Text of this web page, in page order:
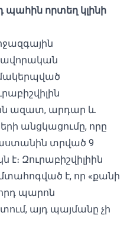
պահին որտեղ կլինի
ազատ, արդար և
անցկացումը, որը
տրված 9
է։ Զուրաբիշվիլիին
է, որ «քանի
պարոն
այդ պայմանը չի